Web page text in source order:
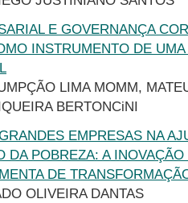
E GOVERNANÇA
INSTRUMENTO DE
LIMA MOMM,
BERTONCiNI
EMPRESAS NA
DA POBREZA: A
DE
OLIVEIRA DANTAS